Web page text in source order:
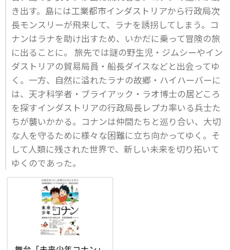
き出す。島には工業都市インダストリアから行政局次
長モンスリーが飛来して、ラナを誘拐してしまう。コ
ナンはラナを助け出すため、いかだに乗って冒険の旅
に出ることに。 旅先では謎の野生児・ジムシーやイン
ダストリアの貿易局員・船長ダイスなどと出会ってゆ
く。一方、自然に溢れたラナの故郷・ハイハーバーに
は、天才科学者・ブライアック・ラオ博士の居どころ
を探すインダストリアの行政局長レプカ率いる兵士た
ちが襲いかかる。コナンは仲間たちと巡り合い、大切
な人を守るために様々な困難に立ち向かってゆく。そ
して人類に残された世界で、新しい未来を切り拓いて
ゆくのであった。